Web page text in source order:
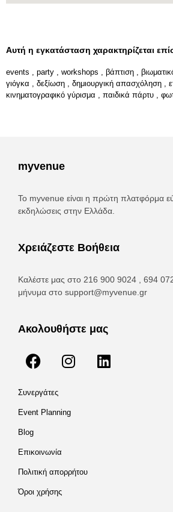
Αυτή η εγκατάσταση χαρακτηρίζεται
events party workshops βάπτιση
γιόγκα
δεξίωση δημιουργική απασχόληση
κινηματογραφικό γύρισμα
παιδικά πάρτυ
myvenue
Το myvenue είναι η πρώτη πλατφόρμα
εκδηλώσεις στην Ελλάδα.
Χρειάζεστε Βοήθεια
Καλέστε μας στο 216 900 9024 , 694
μήνυμα στο support@myvenue.gr
Ακολουθήστε μας
Συνεργάτες
Event Planning
Blog
Επικοινωνία
Πολιτική απορρήτου
Όροι χρήσης